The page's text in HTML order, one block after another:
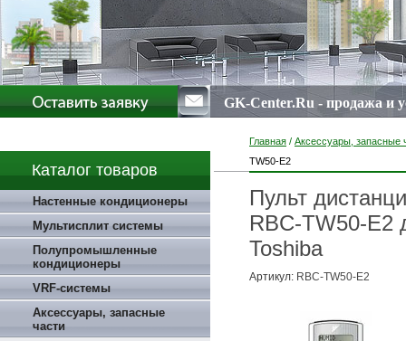
GK-Center.Ru - продажа и
Каталог товаров
Настенные кондиционеры
Мультисплит системы
Полупромышленные
кондиционеры
VRF-системы
Аксессуары, запасные
части
Главная / Аксессуары, запасные
TW50-E2
Пульт
RBC-TW50-E2
Toshiba
Артикул: RBC-TW50-E2